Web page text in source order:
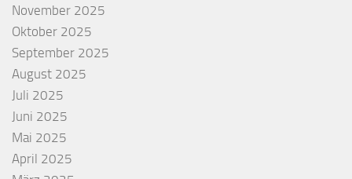
November 2025
Oktober 2025
September 2025
August 2025
Juli 2025
Juni 2025
Mai 2025
April 2025